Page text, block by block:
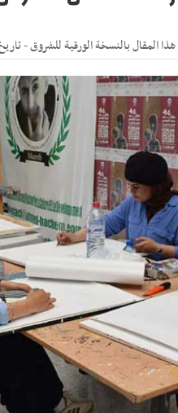
المقال بالنسخة الورقية للشروق - تاريخ النشر :